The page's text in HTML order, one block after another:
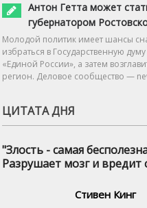
Антон Гетта может
губернатором
Молодой политик имеет шансы
избраться в Государственную
«Единой России», а затем
регион. Деловое сообщество —
ЦИТАТА ДНЯ
"Злость - самая
Разрушает мозг и вредит
Стивен Кинг